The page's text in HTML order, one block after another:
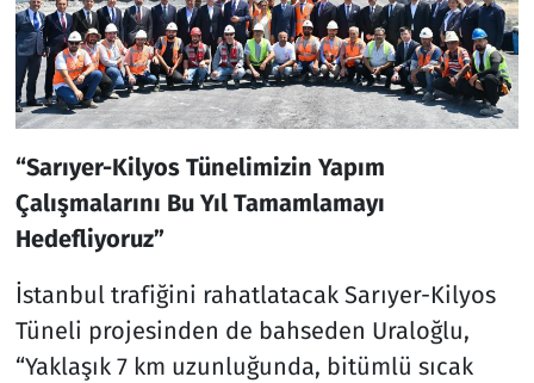
“Sarıyer-Kilyos Tünelimizin Yapım
Çalışmalarını Bu Yıl Tamamlamayı
Hedefliyoruz”
İstanbul trafiğini rahatlatacak Sarıyer-Kilyos
Tüneli projesinden de bahseden Uraloğlu,
“Yaklaşık 7 km uzunluğunda, bitümlü sıcak